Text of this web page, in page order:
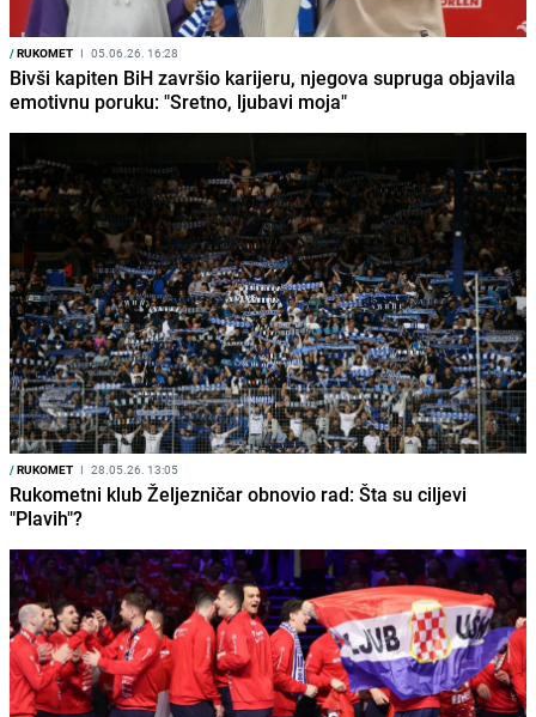
/RUKOMET I 05.06.26. 16:28
Bivši kapiten BiH završio karijeru, njegova supruga objavila
emotivnu poruku: "Sretno, ljubavi moja"
/RUKOMET I 28.05.26. 13:05
Rukometni klub Željezničar obnovio rad: Šta su ciljevi
"Plavih"?